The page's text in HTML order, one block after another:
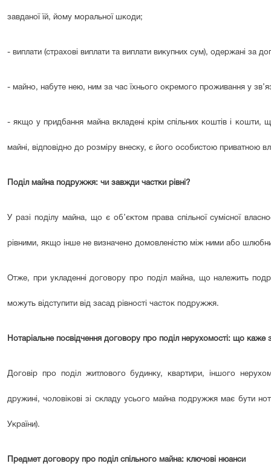
завданої їй, йому моральної шкоди;
- виплати (страхові виплати та виплати викупних сум), одержані за
- майно, набуте нею, ним за час їхнього окремого проживання у
- якщо у придбання майна вкладені крім спільних коштів і
майні, відповідно до розміру внеску, є його особистою приватною
Поділ майна подружжя: чи завжди частки рівні?
У разі поділу майна, що є об’єктом права спільної сумісної
рівними, якщо інше не визначено домовленістю між ними або
Отже, при укладенні договору про поділ майна, що належить
можуть відступити від засад рівності часток подружжя.
Нотаріальне посвідчення договору про поділ нерухомості: що каже
Договір про поділ житлового будинку, квартири, іншого
дружині, чоловікові зі складу усього майна подружжя має бути
України).
Предмет договору про поділ спільного майна: ключові нюанси